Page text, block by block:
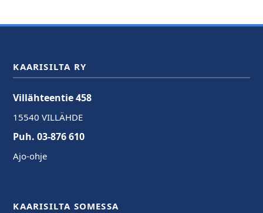
KAARISILTA RY
Villähteentie 458
15540 VILLÄHDE
Puh. 03-876 610
Ajo-ohje
KAARISILTA SOMESSA